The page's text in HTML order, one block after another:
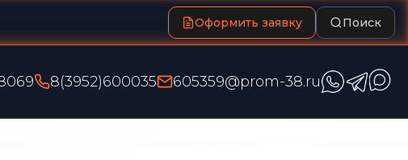
Оформить заявку Поиск
8(3952)600035 605359@prom-38.ru